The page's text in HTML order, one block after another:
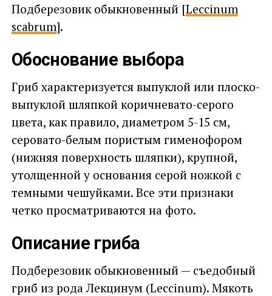
Подберезовик обыкновенный [Leccinum
scabrum].
Обоснование выбора
Гриб характеризуется выпуклой или плоско-
выпуклой шляпкой коричневато-серого
цвета, как правило, диаметром 5-15 см,
серовато-белым пористым гименофором
(нижняя поверхность шляпки), крупной,
утолщенной у основания серой ножкой с
темными чешуйками. Все эти признаки
четко просматриваются на фото.
Описание гриба
Подберезовик обыкновенный — съедобный
гриб из рода Лекцинум (Leccinum). Мякоть